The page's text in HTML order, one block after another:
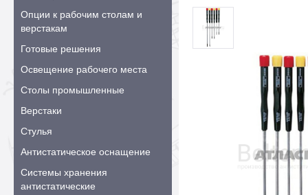
Опции к рабочим столам и
верстакам
Готовые решения
Освещение рабочего места
Столы промышленные
Верстаки
Стулья
Антистатическое оснащение
Системы хранения
антистатические